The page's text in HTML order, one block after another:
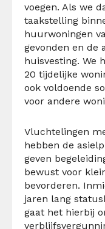
voegen. Als we
taakstelling
huurwoningen
gevonden en de
huisvesting. We
20 tijdelijke
ook voldoende
voor andere
Vluchtelingen
hebben de
geven
bewust voor
bevorderen.
jaren lang
gaat het hierbij